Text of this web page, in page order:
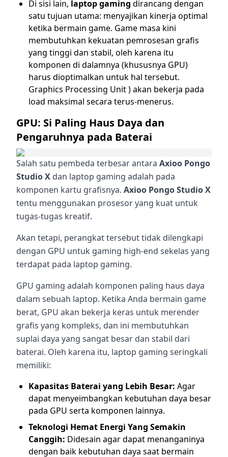
Di sisi lain, laptop gaming dirancang dengan
satu tujuan utama: menyajikan kinerja optimal
ketika bermain game. Game masa kini
membutuhkan kekuatan pemrosesan grafis
yang tinggi dan stabil, oleh karena itu
komponen di dalamnya (khususnya GPU)
harus dioptimalkan untuk hal tersebut.
Graphics Processing Unit) akan bekerja pada
load maksimal secara terus-menerus.
GPU: Si Paling Haus Daya dan
Pengaruhnya pada Baterai
Salah satu pembeda terbesar antara Axioo Pongo
Studio X dan laptop gaming adalah pada
komponen kartu grafisnya. Axioo Pongo Studio X
tentu menggunakan prosesor yang kuat untuk
tugas-tugas kreatif.
Akan tetapi, perangkat tersebut tidak dilengkapi
dengan GPU untuk gaming high-end sekelas yang
terdapat pada laptop gaming.
GPU gaming adalah komponen paling haus daya
dalam sebuah laptop. Ketika Anda bermain game
berat, GPU akan bekerja keras untuk merender
grafis yang kompleks, dan ini membutuhkan
suplai daya yang sangat besar dan stabil dari
baterai. Oleh karena itu, laptop gaming seringkali
memiliki:
Kapasitas Baterai yang Lebih Besar: Agar
dapat menyeimbangkan kebutuhan daya besar
pada GPU serta komponen lainnya.
Teknologi Hemat Energi Yang Semakin
Canggih: Didesain agar dapat menanganinya
dengan baik kebutuhan daya saat bermain